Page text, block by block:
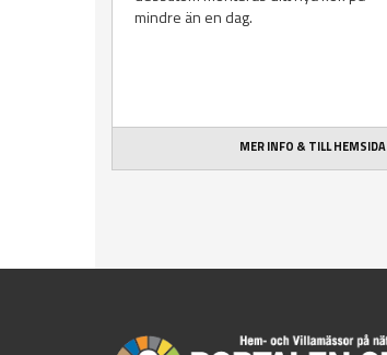
mindre än en dag.
MER INFO & TILL HEMSIDA